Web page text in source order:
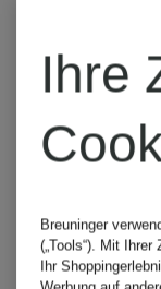
Ihre
Breuninger
(„Tools“). Mit
Ihr